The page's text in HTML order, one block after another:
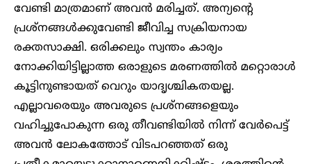
വേണ്ടി മാത്രമാണ് അവൻ മരിച്ചത്. അന്യന്റെ
പ്രശ്നങ്ങൾക്കുവേണ്ടി ജീവിച്ച സക്രിയനായ
രക്തസാക്ഷി. ഒരിക്കലും സ്വന്തം കാര്യം
നോക്കിയിട്ടില്ലാത്ത ഒരാളുടെ മരണത്തിൽ മറ്റൊരാൾ
കൂട്ടിനുണ്ടായത് വെറും യാദൃശ്ചികതയല്ല.
എല്ലാവരെയും അവരുടെ പ്രശ്നങ്ങളെയും
വഹിച്ചുപോകുന്ന ഒരു തീവണ്ടിയിൽ നിന്ന് വേർപെട്ട്
അവൻ ലോകത്തോട് വിടപറഞ്ഞത് ഒരു